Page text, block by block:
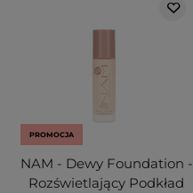
PROMOCJA
NAM - Dewy Foundation -
Rozświetlający Podkład